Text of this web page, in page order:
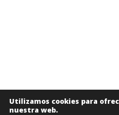
Utilizamos cookies para
nuestra web.